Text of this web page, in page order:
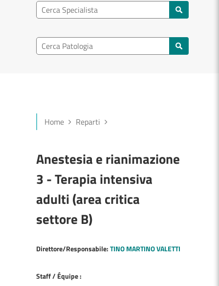
Ricerca specialisti
Ricerca nel patologia
Home Reparti
Anestesia e rianimazione
3 - Terapia intensiva
adulti (area critica
settore B)
Direttore/Responsabile:TINO MARTINO VALETTI
Staff / Équipe :